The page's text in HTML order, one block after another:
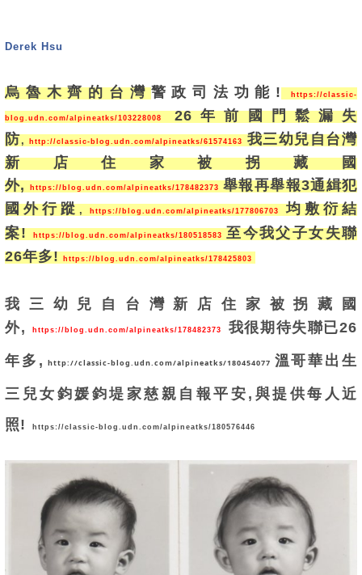
Derek Hsu
烏魯木齊的台灣警政司法功能! https://classic-
blog.udn.com/alpineatks/10322800826年前國門鬆漏失
防,http://classic-blog.udn.com/alpineatks/61574163
我三幼兒自台灣
新店住家被拐藏國
外,
https://blog.udn.com/alpineatks/178482373
舉報再舉報3通緝犯
國外行蹤,https://blog.udn.com/alpineatks/177806703
均敷衍結
案!
https://blog.udn.com/alpineatks/180518583
至今我父子女失聯
26年多! https://blog.udn.com/alpineatks/178425803
我三幼兒自台灣新店住家被拐藏國
外,
https://blog.udn.com/alpineatks/178482373 我很期待失聯已26
年多, http://classic-blog.udn.com/alpineatks/180454077 溫哥華出生
三兒女鈞媛鈞堤家慈親自報平安,與提供每人近
照!
https://classic-blog.udn.com/alpineatks/180576446